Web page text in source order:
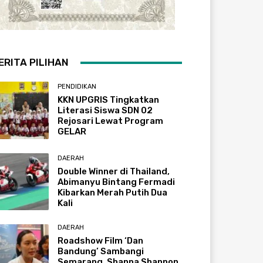
PILIHAN
PENDIDIKAN
KKN UPGRIS Tingkatkan
Literasi Siswa SDN 02
Rejosari Lewat Program
GELAR
DAERAH
Double Winner di Thailand,
Abimanyu Bintang Fermadi
Kibarkan Merah Putih Dua
Kali
DAERAH
Roadshow Film ‘Dan
Bandung’ Sambangi